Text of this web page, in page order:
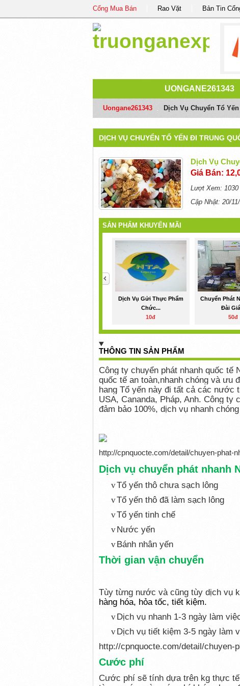
Cổng Mua Bán Rao Vặt Bản Tin
UONGANE261343
Uongane261343 Dịch Vụ Chuyển Tổ
DỊCH VỤ CHUYỂN TỔ YẾN ĐI TRUNG
Dịch Vụ
Giá Bán:
Lượt Xem:
Cập Nhật: 20/
SẢN PHẨM KHUYẾN MÃI
Dịch Vụ Gửi Thực Phẩm
Chức...
10đ
Chuyển Phát
Đài
50đ
THÔNG TIN SẢN PHẨM
Công ty chuyển phát nhanh quốc tế
quốc tế an toàn,nhanh chóng và ưu
hang Tổ yến này đi tất cả các nước
USA, Cananda, Pháp, Anh. Công ty
đảm bảo 100%, dịch vụ nhanh
http://cpnquocte.com/detail/chuyen-phat-
Dịch vụ chuyển phát nhanh
vTổ yến thô chưa sạch lông
vTổ yến thô đã làm sạch lông
vTổ yến tinh chế
vNước yến
vBánh nhân yến
Thời gian vận chuyển
Tùy từng nước và cũng tùy dịch vụ
hàng hóa, hỏa tốc, tiết kiệm.
vDịch vụ nhanh 1-3 ngày làm
vDịch vụ tiết kiệm 3-5 ngày làm
http://cpnquocte.com/detail/chuyen-
Cước phí
Cước phí sẽ tính dựa trên kg thực